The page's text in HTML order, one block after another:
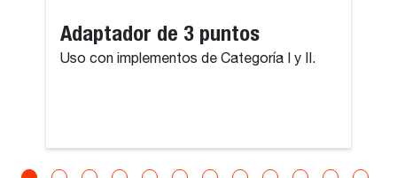
Adaptador de 3 puntos
Uso con implementos de Categoría I y II.